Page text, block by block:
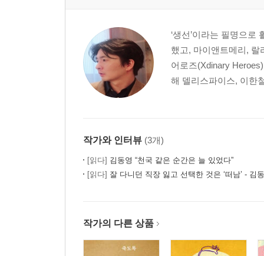
‘생선’이라는 필명으로
했고, 마이앤트메리,
어로즈(Xdinary
해 델리스파이스, 이한
작가와 인터뷰 (3개)
[읽다] 김동영 “천국 같은 순간은 늘 있었다”
[읽다] 잘 다니던 직장 잃고 선택한 것은 ‘떠남’ - 김
작가의 다른 상품